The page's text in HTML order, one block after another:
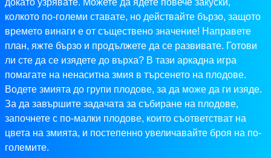
докато узрявате. Можете да ядете повече закуски,
колкото по-големи ставате, но действайте бързо, защото
времето винаги е от съществено значение! Направете
план, яжте бързо и продължете да се развивате. Готови
ли сте да се изядете до върха? В тази аркадна игра
помагате на ненаситна змия в търсенето на плодове.
Водете змията до групи плодове, за да може да ги изяде.
За да завършите задачата за събиране на плодове,
започнете с по-малки плодове, които съответстват на
цвета на змията, и постепенно увеличавайте броя на по-
големите.